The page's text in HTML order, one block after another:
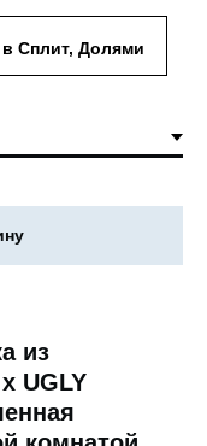
в Сплит, Долями
из
UGLY